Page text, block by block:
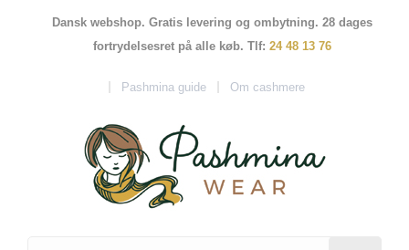
Dansk webshop. Gratis levering og ombytning. 28 dages
fortrydelsesret på alle køb. Tlf: 24 48 13 76
Pashmina guide Om cashmere